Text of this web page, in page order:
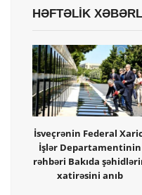
HƏFTƏLİK
İsveçrənin Federal
İşlər Departamentinin
rəhbəri Bakıda
xatirəsini anıb